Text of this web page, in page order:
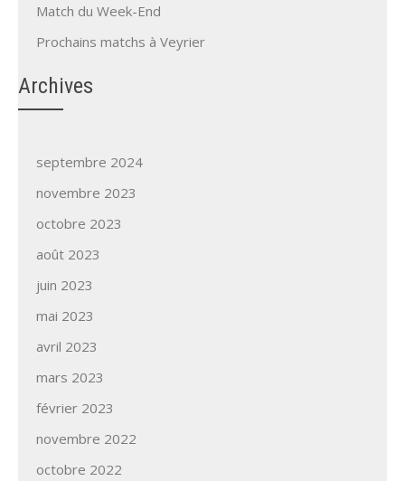
Match du Week-End
Prochains matchs à Veyrier
Archives
septembre 2024
novembre 2023
octobre 2023
août 2023
juin 2023
mai 2023
avril 2023
mars 2023
février 2023
novembre 2022
octobre 2022